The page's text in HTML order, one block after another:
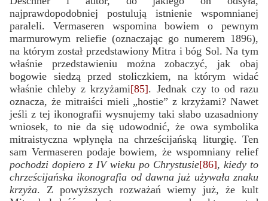
najprawdopodobniej postulują istnienie wspomnianej
paraleli. Vermaseren wspomina bowiem o pewnym
marmurowym reliefie (oznaczając go numerem 1896),
na którym został przedstawiony Mitra i bóg Sol. Na tym
właśnie przedstawieniu można zobaczyć, jak obaj
bogowie siedzą przed stoliczkiem, na którym widać
właśnie chleby z krzyżami[85]. Jednak czy to od razu
oznacza, że mitraiści mieli „hostie” z krzyżami? Nawet
jeśli z tej ikonografii wysnujemy taki słabo uzasadniony
wniosek, to nie da się udowodnić, że owa symbolika
mitraistyczna wpłynęła na chrześcijańską liturgię. Ten
sam Vermaseren podaje bowiem, że wspomniany relief
pochodzi dopiero z IV wieku po Chrystusie[86], kiedy to
chrześcijańska ikonografia od dawna już używała znaku
krzyża. Z powyższych rozważań wiemy już, że kult